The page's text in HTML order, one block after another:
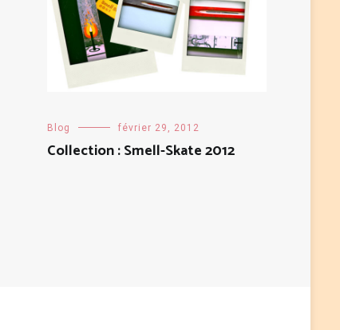
Blog février 29, 2012
Collection : Smell-Skate 2012